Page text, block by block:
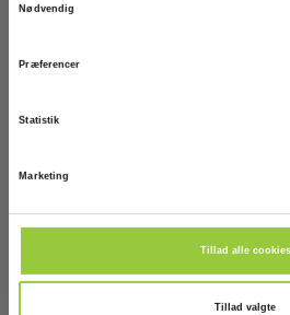
Nødvendig
Præferencer
Statistik
Marketing
Tillad alle cookies
Tillad valgte